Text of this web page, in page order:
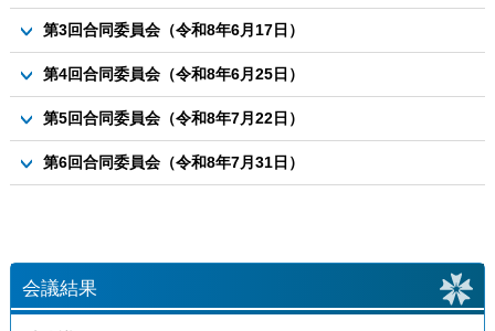
資料2 第5期芽室町総合計画の検証（基本目標2）について
資料3第５期芽室町総合計画の検証(基本目標3）について
議案
資料１ 第５期芽室町総合計画の検証（基本目標４）について
資料２ 第５期芽室町総合計画の検証（基本目標５）について
第3回合同委員会（令和8年6月17日）
議案
資料1 町有施設におけるPCB処理（電気設備改修）について
資料2_新嵐山スカイパーク再生事業について
第4回合同委員会（令和8年6月25日）
議案
資料１第６期芽室町総合計画の策定について
第5回合同委員会（令和8年7月22日）
会議案
資料１総務経済常任委員会の所管事務調査に係る町への要望書
第6回合同委員会（令和8年7月31日）
会議結果